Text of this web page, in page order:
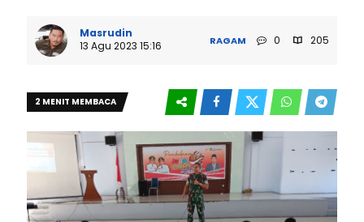
Masrudin
13 Agu 2023 15:16
RAGAM 0 205
2 MENIT MEMBACA